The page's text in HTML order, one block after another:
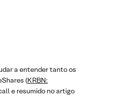
a entender tanto os
(KRBN:
e resumido no artigo